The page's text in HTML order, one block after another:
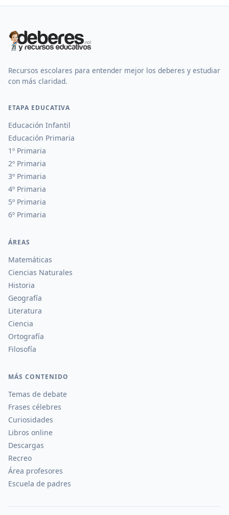
Recursos escolares para entender mejor los deberes y estudiar
con más claridad.
ETAPA EDUCATIVA
Educación Infantil
Educación Primaria
1º Primaria
2º Primaria
3º Primaria
4º Primaria
5º Primaria
6º Primaria
ÁREAS
Matemáticas
Ciencias Naturales
Historia
Geografía
Literatura
Ciencia
Ortografía
Filosofía
MÁS CONTENIDO
Temas de debate
Frases célebres
Curiosidades
Libros online
Descargas
Recreo
Área profesores
Escuela de padres